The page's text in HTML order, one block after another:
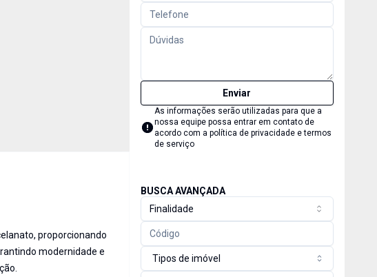
proporcionando
modernidade e
Enviar
As informações serão utilizadas para que a
nossa equipe possa entrar em contato de
acordo com a política de privacidade e termos
de serviço
BUSCA AVANÇADA
Finalidade
Tipos de imóvel